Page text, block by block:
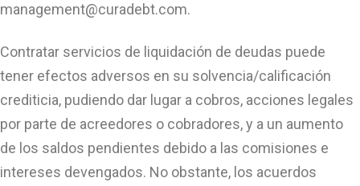
management@curadebt.com.
Contratar servicios de liquidación de deudas puede
tener efectos adversos en su solvencia/calificación
crediticia, pudiendo dar lugar a cobros, acciones legales
por parte de acreedores o cobradores, y a un aumento
de los saldos pendientes debido a las comisiones e
intereses devengados. No obstante, los acuerdos